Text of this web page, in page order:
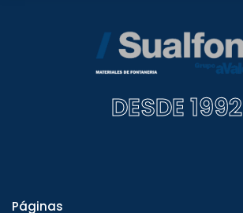
DESDE 1992
Páginas